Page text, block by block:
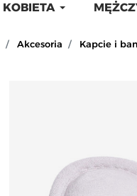
KOBIETA
Akcesoria Kapcie i